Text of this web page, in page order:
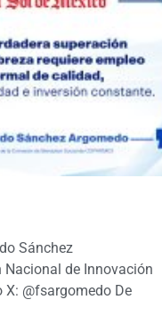
Sánchez
Nacional de Innovación
X: @fsargomedo De